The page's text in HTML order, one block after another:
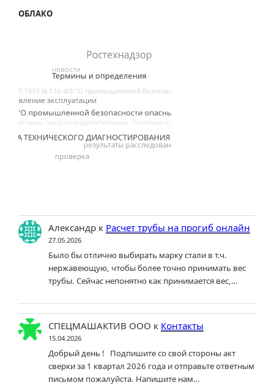
ОБЛАКО
Александрк Расчет трубы на прогиб онлайн
27.05.2026
Было бы отлично выбирать марку стали в т.ч.
нержавеющую, чтобы более точно принимать вес
трубы. Сейчас непонятно как принимается вес,…
СПЕЦМАШАКТИВ ООО к Контакты
15.04.2026
Добрый день ! Подпишите со свой стороны акт
сверки за 1 квартал 2026 года и отправьте ответным
письмом пожалуйста. Напишите нам…